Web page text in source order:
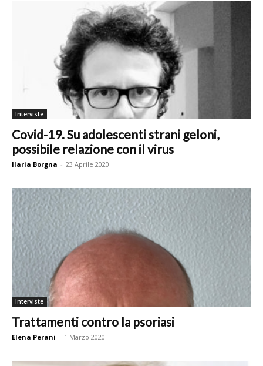
Interviste
Covid-19. Su adolescenti strani geloni,
possibile relazione con il virus
Ilaria Borgna - 23 Aprile 2020
Interviste
Trattamenti contro la psoriasi
Elena Perani - 1 Marzo 2020